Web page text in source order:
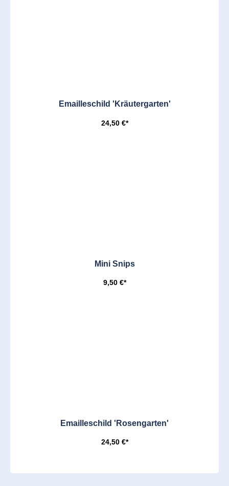
Emailleschild 'Kräutergarten'
24,50 €*
Mini Snips
9,50 €*
Emailleschild 'Rosengarten'
24,50 €*